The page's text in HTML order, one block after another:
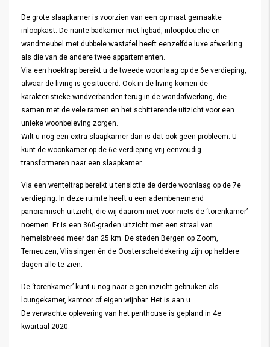
De grote slaapkamer is voorzien van een op maat gemaakte
inloopkast. De riante badkamer met ligbad, inloopdouche en
wandmeubel met dubbele wastafel heeft eenzelfde luxe afwerking
als die van de andere twee appartementen.
Via een hoektrap bereikt u de tweede woonlaag op de 6e verdieping,
alwaar de living is gesitueerd. Ook in de living komen de
karakteristieke windverbanden terug in de wandafwerking, die
samen met de vele ramen en het schitterende uitzicht voor een
unieke woonbeleving zorgen.
Wilt u nog een extra slaapkamer dan is dat ook geen probleem. U
kunt de woonkamer op de 6e verdieping vrij eenvoudig
transformeren naar een slaapkamer.
Via een wenteltrap bereikt u tenslotte de derde woonlaag op de 7e
verdieping. In deze ruimte heeft u een adembenemend
panoramisch uitzicht, die wij daarom niet voor niets de ‘torenkamer’
noemen. Er is een 360-graden uitzicht met een straal van
hemelsbreed meer dan 25 km. De steden Bergen op Zoom,
Terneuzen, Vlissingen én de Oosterscheldekering zijn op heldere
dagen alle te zien.
De ‘torenkamer’ kunt u nog naar eigen inzicht gebruiken als
loungekamer, kantoor of eigen wijnbar. Het is aan u.
De verwachte oplevering van het penthouse is gepland in 4e
kwartaal 2020.